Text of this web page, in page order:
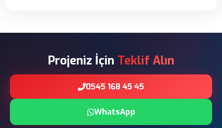
Projeniz İçin Teklif Alın
0545 168 45 45
WhatsApp